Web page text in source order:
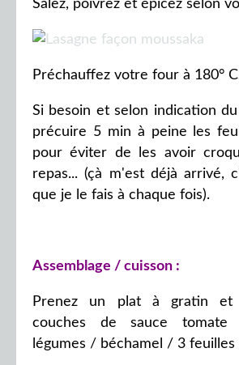
Salez, poivrez et épicez selon
Préchauffez votre four à 180°
Si besoin et selon indication
précuire 5 min à peine les
pour éviter de les avoir
repas... (çà m'est déjà arrivé,
que je le fais à chaque fois).
Assemblage / cuisson :
Prenez un plat à gratin et
couches de sauce tomate
légumes / béchamel / 3 feuilles